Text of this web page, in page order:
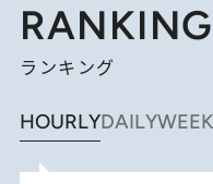
RANKING
ランキング
HOURLYDAILY